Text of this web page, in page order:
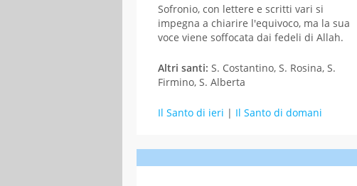
Sofronio, con lettere e scritti vari si
impegna a chiarire l'equivoco, ma la sua
voce viene soffocata dai fedeli di Allah.
Altri santi: S. Costantino, S. Rosina, S.
Firmino, S. Alberta
Il Santo di ieri | Il Santo di domani